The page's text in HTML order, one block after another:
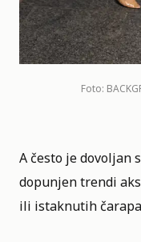
Foto:
A često je dovoljan
dopunjen trendi
ili istaknutih